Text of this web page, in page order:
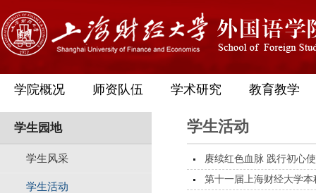
学院概况 师资队伍 学术研究 教育教学
学生园地
学生风采
学生活动
学生活动
赓续红色血脉 践行初心
第十一届上海财经大学